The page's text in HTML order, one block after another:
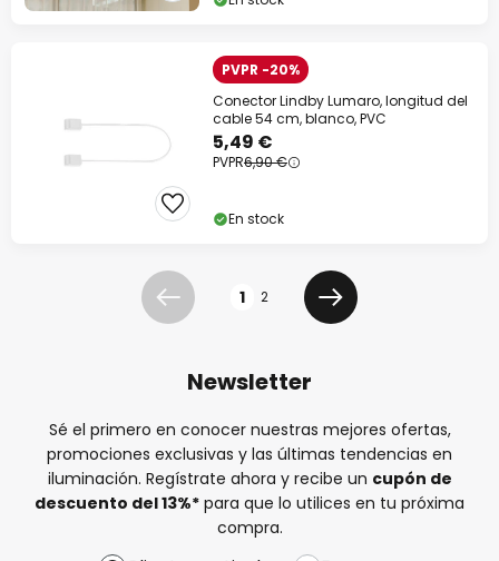
PVPR -20%
Conector Lindby Lumaro, longitud del
cable 54 cm, blanco, PVC
5,49 €
PVPR6,90 €
En stock
Anterior 1 2
Siguiente
Newsletter
Sé el primero en conocer nuestras mejores ofertas,
promociones exclusivas y las últimas tendencias en
iluminación. Regístrate ahora y recibe un cupón de
descuento del13%* para que lo utilices en tu próxima
compra.